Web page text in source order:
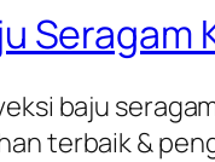
Seragam
baju
terbaik &